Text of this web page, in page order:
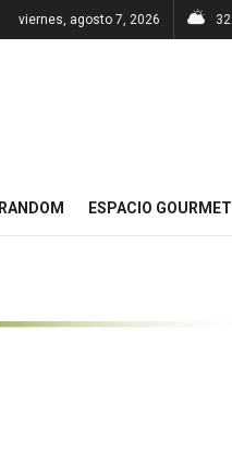
viernes, agosto 7, 2026 32
RANDOM ESPACIO GOURMET